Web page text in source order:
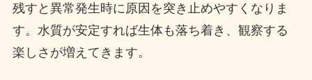
残すと異常発生時に原因を突き止めやすくなりま
す。水質が安定すれば生体も落ち着き、観察する
楽しさが増えてきます。